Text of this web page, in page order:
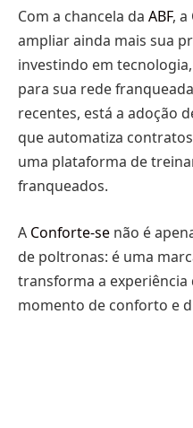
Com a chancela da ABF, a
ampliar ainda mais sua
investindo em
para sua rede
recentes, está a adoção
que automatiza
uma plataforma de
franqueados.
A Conforte-se não é
de poltronas: é uma
transforma a
momento de conforto e